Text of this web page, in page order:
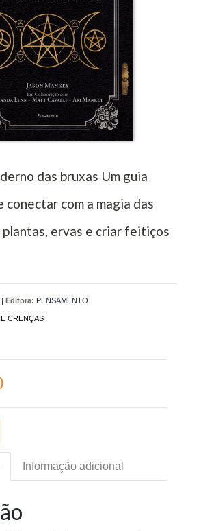
das bruxas Um guia
conectar com a magia das
ervas e criar feitiços
| Editora: PENSAMENTO
CRENÇAS
Informação adicional